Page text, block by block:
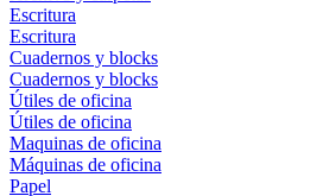
Escritura
Escritura
Cuadernos y blocks
Cuadernos y blocks
Útiles de oficina
Útiles de oficina
Maquinas de oficina
Máquinas de oficina
Papel